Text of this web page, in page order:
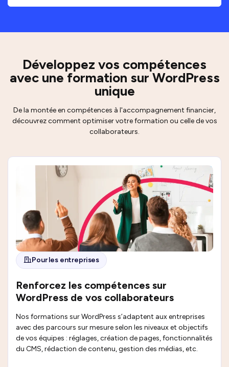
Développez vos compétences
avec une formation sur WordPress
unique
De la montée en compétences à l'accompagnement financier,
découvrez comment optimiser votre formation ou celle de vos
collaborateurs.
Pour les entreprises
Renforcez les compétences sur
WordPress de vos collaborateurs
Nos formations sur WordPress s’adaptent aux entreprises
avec des parcours sur mesure selon les niveaux et objectifs
de vos équipes : réglages, création de pages, fonctionnalités
du CMS, rédaction de contenu, gestion des médias, etc.